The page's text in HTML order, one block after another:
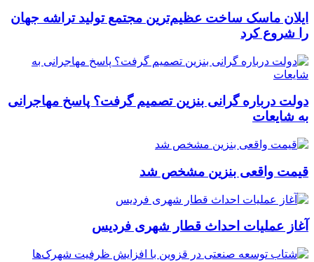
ایلان ماسک ساخت عظیم‌ترین مجتمع تولید تراشه جهان
را شروع کرد
دولت درباره گرانی بنزین تصمیم گرفت؟ پاسخ مهاجرانی
به شایعات
قیمت واقعی بنزین مشخص شد
آغاز عملیات احداث قطار شهری فردیس